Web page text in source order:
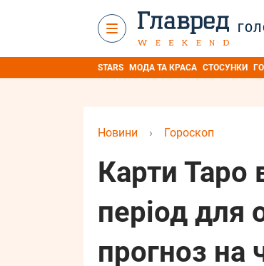
STARS МОДА ТА КРАСА СТОСУНКИ
Новини › Гороскоп
Карти Таро
період для
прогноз на